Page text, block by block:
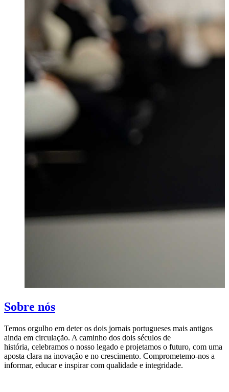
Sobre nós
Temos orgulho em deter os dois jornais portugueses mais antigos
ainda em circulação. A caminho dos dois séculos de
história, celebramos o nosso legado e projetamos o futuro, com uma
aposta clara na inovação e no crescimento. Comprometemo-nos a
informar, educar e inspirar com qualidade e integridade.